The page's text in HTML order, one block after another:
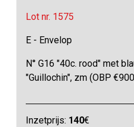
Lot nr. 1575
E - Envelop
N° G16 "40c. rood" met
"Guillochin", zm (OBP
Inzetprijs: 140€